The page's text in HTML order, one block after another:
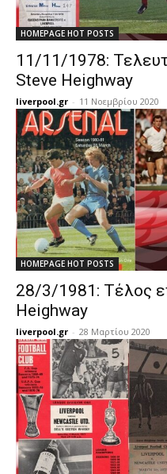
HOMEPAGE HOT POSTS
11/11/1978:
Steve Heighway
liverpool.gr - 11 Νοεμβρίου 2020
HOMEPAGE HOT POSTS
28/3/1981: Τέλος
Heighway
liverpool.gr - 28 Μαρτίου 2020